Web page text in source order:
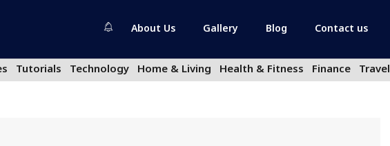
About Us Gallery Blog Contact us
Tutorials Technology Home & Living Health & Fitness Finance Travel